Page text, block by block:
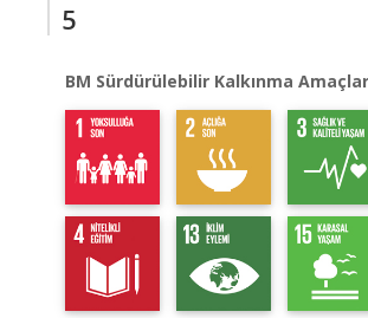
5
BM Sürdürülebilir Kalkınma